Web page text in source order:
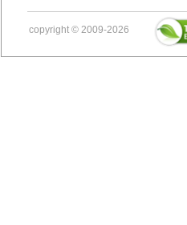
copyright © 2009-2026